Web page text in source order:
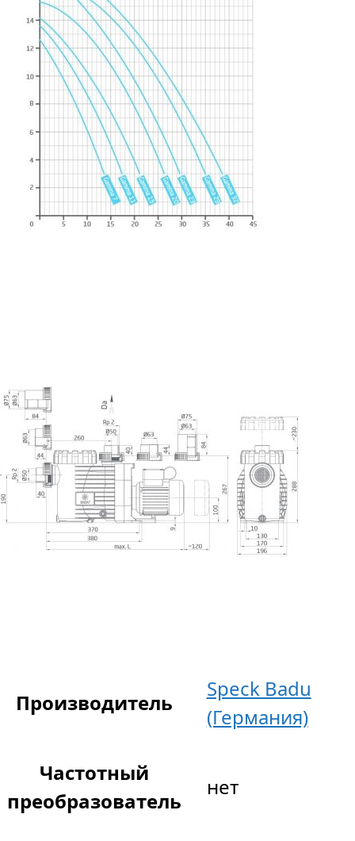
Производитель
Speck Badu
(Германия)
Частотный
преобразователь
нет